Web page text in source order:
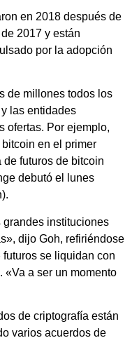
en 2018 después de
2017 y están
por la adopción
de millones todos los
las entidades
ofertas. Por ejemplo,
en el primer
de futuros de bitcoin
debutó el lunes
instituciones
dijo Goh, refiriéndose
se liquidan con
«Va a ser un momento
de criptografía están
varios acuerdos de